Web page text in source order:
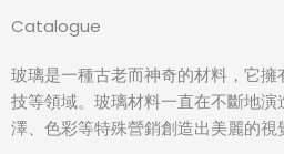
Catalogue
玻璃是一種古老而神奇的材料，它
技等領域。玻璃材料一直在不斷地
澤、色彩等特殊營銷創造出美麗的視